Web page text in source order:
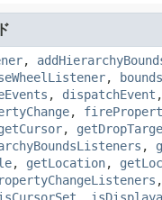
,
, bounds
, dispatchEvent ,
,
,
,
, getLocation,
,